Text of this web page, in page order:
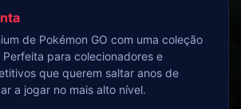
de Pokémon GO com uma coleção
para colecionadores e
que querem saltar anos de
a jogar no mais alto nível.